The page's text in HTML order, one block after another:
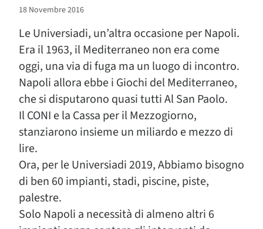
18 Novembre 2016
Le Universiadi, un’altra occasione per Napoli.
Era il 1963, il Mediterraneo non era come
oggi, una via di fuga ma un luogo di incontro.
Napoli allora ebbe i Giochi del Mediterraneo,
che si disputarono quasi tutti Al San Paolo.
Il CONI e la Cassa per il Mezzogiorno,
stanziarono insieme un miliardo e mezzo di
lire.
Ora, per le Universiadi 2019, Abbiamo bisogno
di ben 60 impianti, stadi, piscine, piste,
palestre.
Solo Napoli a necessità di almeno altri 6